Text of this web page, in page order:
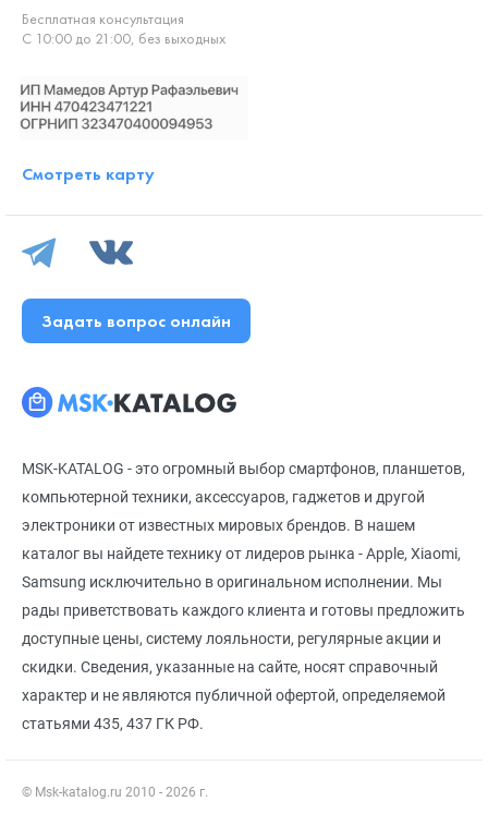
MSK-KATALOG - это огромный выбор смартфонов, планшетов,
компьютерной техники, аксессуаров, гаджетов и другой
электроники от известных мировых брендов. В нашем
каталог вы найдете технику от лидеров рынка - Apple, Xiaomi,
Samsung исключительно в оригинальном исполнении. Мы
рады приветствовать каждого клиента и готовы предложить
доступные цены, систему лояльности, регулярные акции и
скидки. Сведения, указанные на сайте, носят справочный
характер и не являются публичной офертой, определяемой
статьями 435, 437 ГК РФ.
© Msk-katalog.ru 2010 - 2026 г.
Бесплатная консультация
С 10:00 до 21:00, без выходных
Смотреть карту
Задать вопрос онлайн